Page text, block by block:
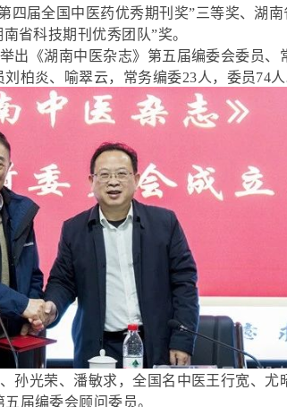
四届全国中医药优秀期刊奖”三等奖、湖
省科技期刊优秀团队”奖。
《湖南中医杂志》第五届编委会委员、
柏炎、喻翠云，常务编委23人，委员74人
光荣、潘敏求，全国名中医王行宽、尤
届编委会顾问委员。